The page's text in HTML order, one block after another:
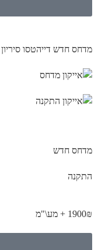
מדחס חדש דייהטסו סיריון
מדחס חדש
התקנה
1900₪ + מע\"מ